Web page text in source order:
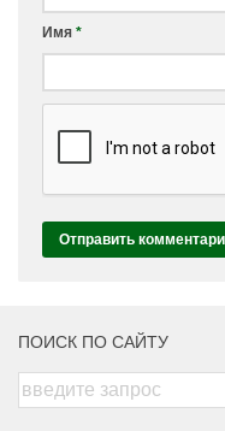
Имя *
ПОИСК ПО САЙТУ